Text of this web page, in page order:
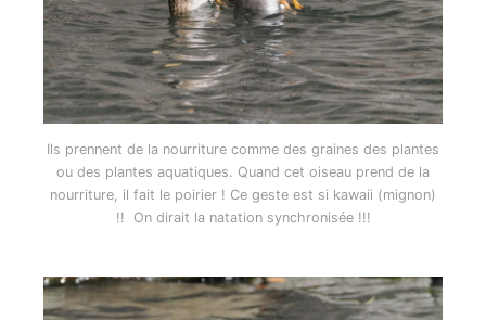
Ils prennent de la nourriture comme des graines des plantes
ou des plantes aquatiques. Quand cet oiseau prend de la
nourriture, il fait le poirier ! Ce geste est si kawaii (mignon)
!! On dirait la natation synchronisée !!!